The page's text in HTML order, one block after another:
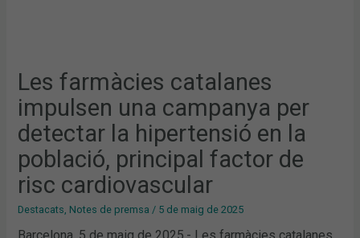
Les farmàcies catalanes
impulsen una campanya per
detectar la hipertensió en la
població, principal factor de
risc cardiovascular
Destacats, Notes de premsa / 5 de maig de 2025